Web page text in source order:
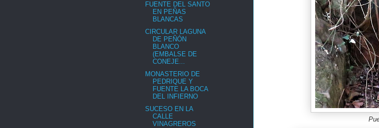
FUENTE DEL SANTO
EN PEÑAS
BLANCAS
CIRCULAR LAGUNA
DE PEÑÓN
BLANCO
(EMBALSE DE
CONEJE...
MONASTERIO DE
PEDRIQUE Y
FUENTE LA BOCA
DEL INFIERNO
SUCESO EN LA
CALLE
VINAGREROS